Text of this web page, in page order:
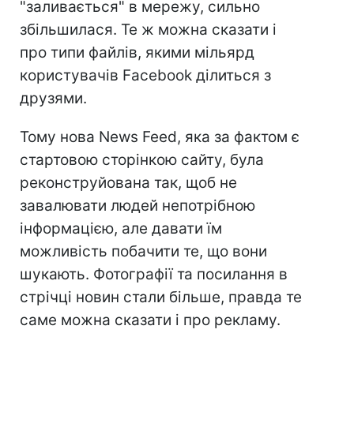
"заливається" в мережу, сильно
збільшилася. Те ж можна сказати і
про типи файлів, якими мільярд
користувачів Facebook ділиться з
друзями.
Тому нова News Feed, яка за фактом є
стартовою сторінкою сайту, була
реконструйована так, щоб не
завалювати людей непотрібною
інформацією, але давати їм
можливість побачити те, що вони
шукають. Фотографії та посилання в
стрічці новин стали більше, правда те
саме можна сказати і про рекламу.